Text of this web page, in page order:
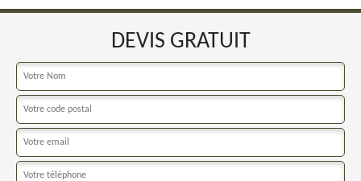
DEVIS GRATUIT